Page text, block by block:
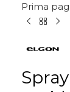
Prima